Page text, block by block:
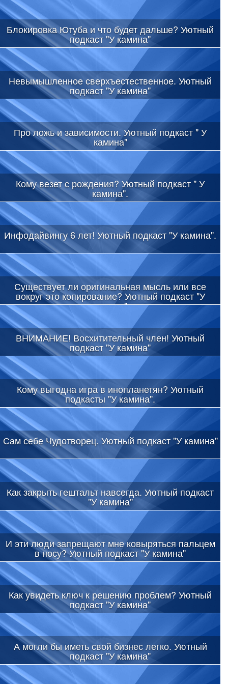
Блокировка Ютуба и что будет дальше? Уютный
подкаст "У камина"
Невымышленное сверхъестественное. Уютный
подкаст "У камина"
Про ложь и зависимости. Уютный подкаст " У
камина"
Кому везет с рождения? Уютный подкаст " У
камина".
Инфодайвингу 6 лет! Уютный подкаст "У камина".
Существует ли оригинальная мысль или все
вокруг это копирование? Уютный подкаст "У
камина"
ВНИМАНИЕ! Восхитительный член! Уютный
подкаст "У камина"
Кому выгодна игра в инопланетян? Уютный
подкасты "У камина".
Сам себе Чудотворец. Уютный подкаст "У камина"
Как закрыть гештальт навсегда. Уютный подкаст
"У камина"
И эти люди запрещают мне ковыряться пальцем
в носу? Уютный подкаст "У камина"
Как увидеть ключ к решению проблем? Уютный
подкаст "У камина"
А могли бы иметь свой бизнес легко. Уютный
подкаст "У камина"